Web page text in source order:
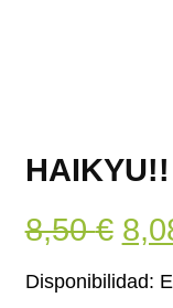
8,50€ El
Disponibilidad: